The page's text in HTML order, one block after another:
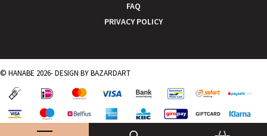
FAQ
PRIVACY POLICY
© HANABE 2026- DESIGN BYBAZARDART